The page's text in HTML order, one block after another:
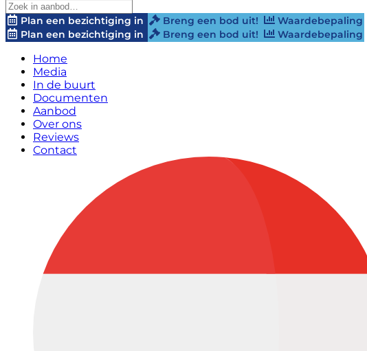
Plan een bezichtiging in Breng een bod uit!
Waardebepaling
Plan een bezichtiging in
Breng een bod uit! Waardebepaling
Home
Media
In de buurt
Documenten
Aanbod
Over ons
Reviews
Contact